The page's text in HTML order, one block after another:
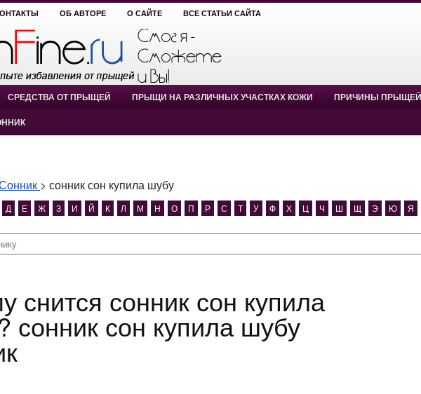
ОБ АВТОРЕ О САЙТЕ ВСЕ СТАТЬИ САЙТА
СРЕДСТВА ОТ ПРЫЩЕЙ ПРЫЩИ НА РАЗЛИЧНЫХ УЧАСТКАХ КОЖИ ПРИЧИНЫ ПРЫЩЕЙ
> сонник сон купила шубу
Д Е Ж З И Й К Л М Н О П Р С Т У Ф Х Ц Ч Ш Щ Э Ю Я
сонник сон купила шубу